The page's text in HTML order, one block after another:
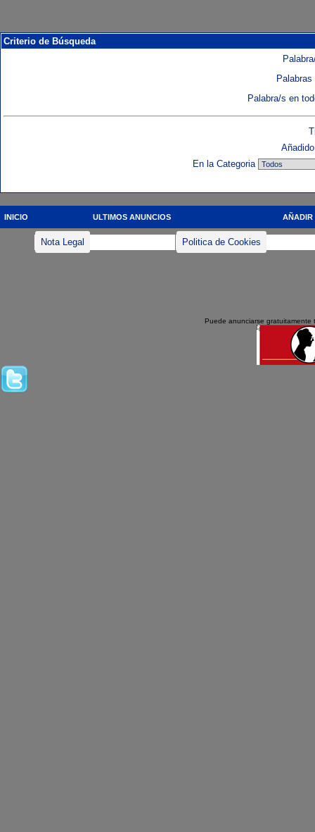
Criterio de Búsqueda
Palabra/s en
En la Categoria
INICIO ULTIMOS ANUNCIOS AÑADIR
Nota Legal Politica de Cookies
Puede anunciarse